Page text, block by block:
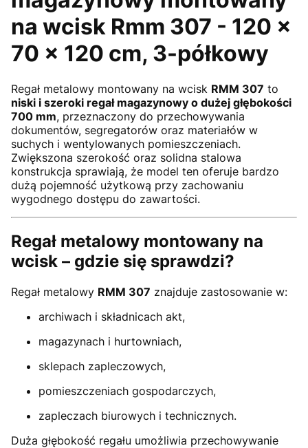
na wcisk Rmm 307 - 120 ×
70 × 120 cm, 3-półkowy
Regał metalowy montowany na wcisk RMM 307 to
niski i szeroki regał magazynowy o dużej głębokości
700 mm, przeznaczony do przechowywania
dokumentów, segregatorów oraz materiałów w
suchych i wentylowanych pomieszczeniach.
Zwiększona szerokość oraz solidna stalowa
konstrukcja sprawiają, że model ten oferuje bardzo
dużą pojemność użytkową przy zachowaniu
wygodnego dostępu do zawartości.
Regał metalowy montowany na
wcisk – gdzie się sprawdzi?
Regał metalowy RMM 307 znajduje zastosowanie w:
archiwach i składnicach akt,
magazynach i hurtowniach,
sklepach zapleczowych,
pomieszczeniach gospodarczych,
zapleczach biurowych i technicznych.
Duża głębokość regału umożliwia przechowywanie